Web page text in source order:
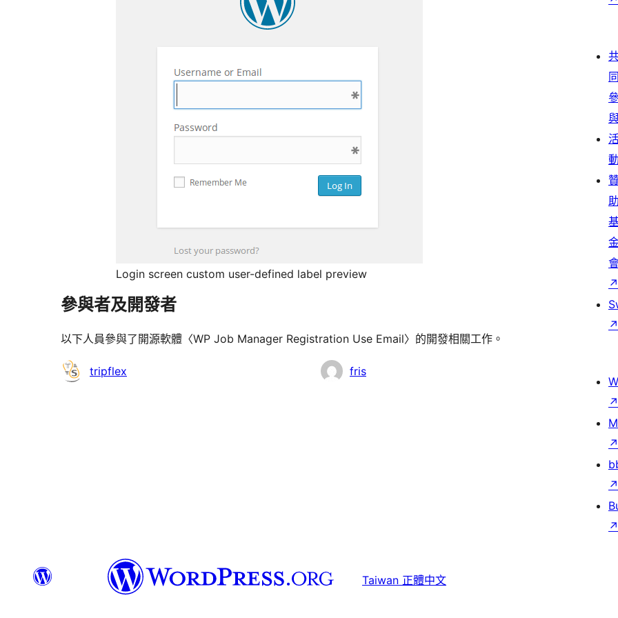
Login screen custom user-defined label preview
參與者及開發者
以下人員參與了開源軟體〈WP Job Manager Registration Use Email〉的開發相關工作。
參
tripflex fris
同
動
助
↗
↗
↗
↗
↗
↗
Taiwan 正體中文